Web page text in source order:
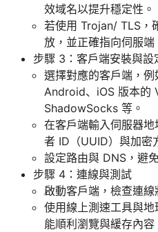
效域名以提升穩定性。
若使用 Trojan/ TLS，
放，並正確指向伺服端
步驟 3：客戶端安裝與設
選擇對應的客戶端，例
Android、iOS 版本的
ShadowSocks 等。
在客戶端輸入伺服器
者 ID（UUID）與加密
設定路由與 DNS，避
步驟 4：連線與測試
啟動客戶端，檢查連線
使用線上測速工具與
能順利瀏覽與緩存內容